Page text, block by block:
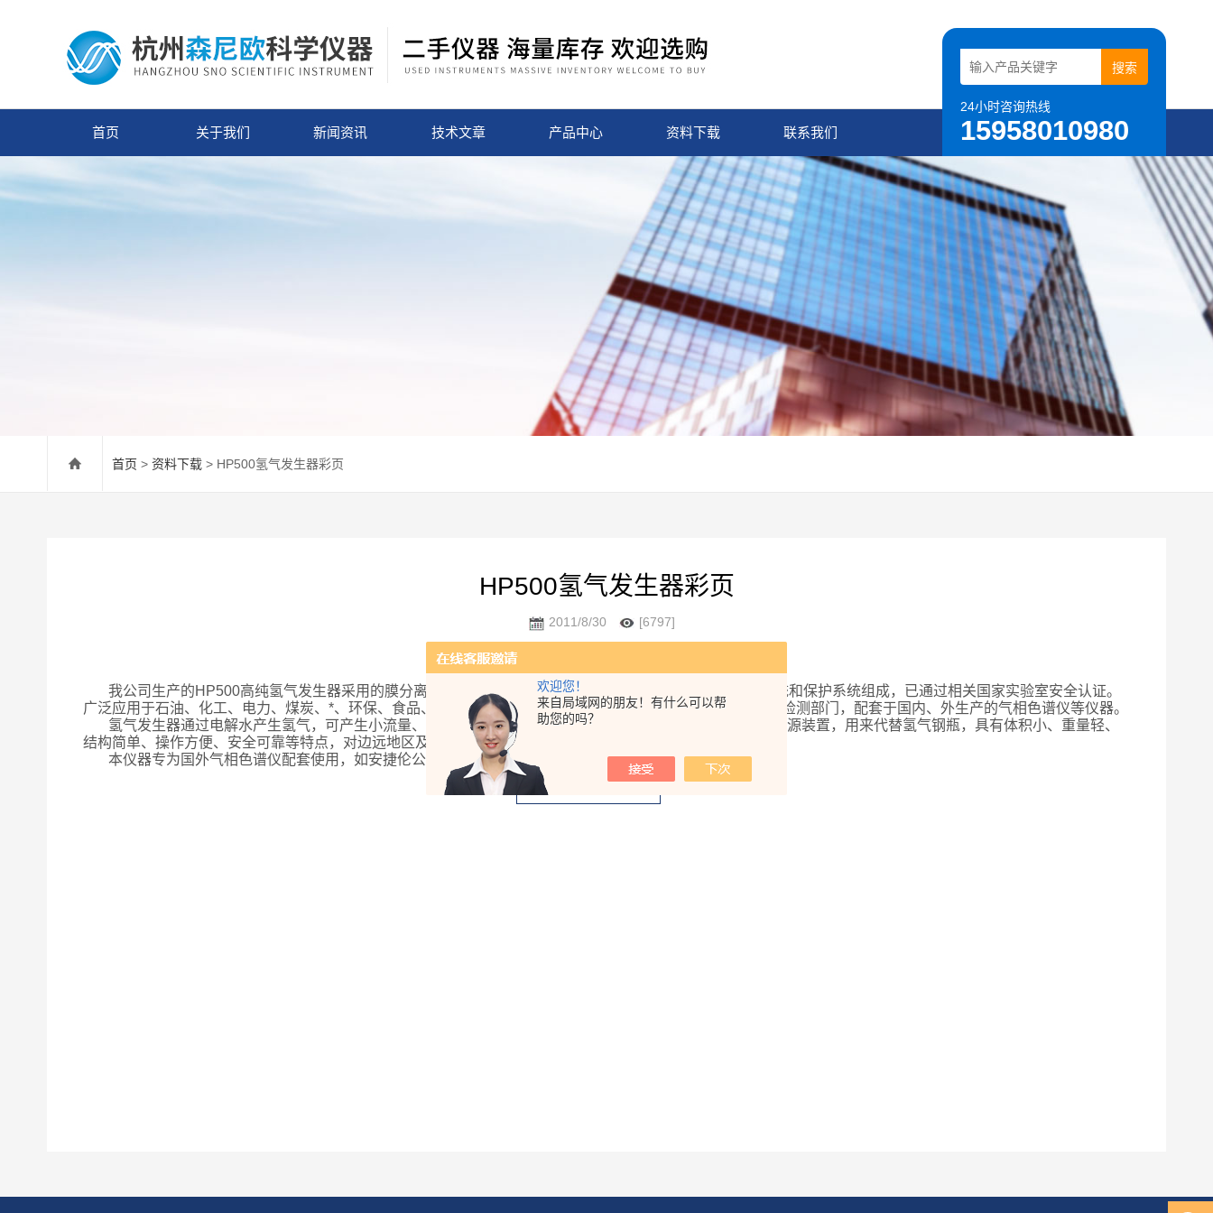
欢迎您！
来自局域网的朋友！有什么可以帮
助您的吗？
24小时咨询热线
15958010980
首页 关于我们 新闻资讯 技术文章 产品中心 资料下载 联系我们
首页 > 资料下载 > HP500氢气发生器彩页
HP500氢气发生器彩页
2011/8/30 [6797]
我公司生产的HP500高纯氢气发生器采用的膜分离技术，由电解系统、压力控制系统、净化系统、显示系统和保护系统组成，已通过相关国家实验室安全认证。
广泛应用于石油、化工、电力、煤炭、*、环保、食品、商检、医药、生物工程、高校、科研院所等实验室分析检测部门，配套于国内、外生产的气相色谱仪等仪器。
氢气发生器通过电解水产生氢气，可产生小流量、高纯度、压力稳定的氢气，是气相色谱仪等仪器理想的气源装置，用来代替氢气钢瓶，具有体积小、重量轻、
结构简单、操作方便、安全可靠等特点，对边远地区及野外流动使用更为合适。
本仪器专为国外气相色谱仪配套使用，如安捷伦公司、瓦里安公司、岛津公司等。
文件下载